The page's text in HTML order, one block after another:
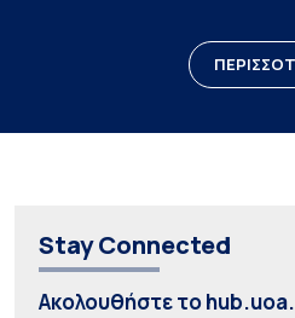
Stay Connected
Ακολουθήστε το